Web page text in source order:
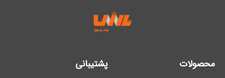
محصولات پشتیبانی